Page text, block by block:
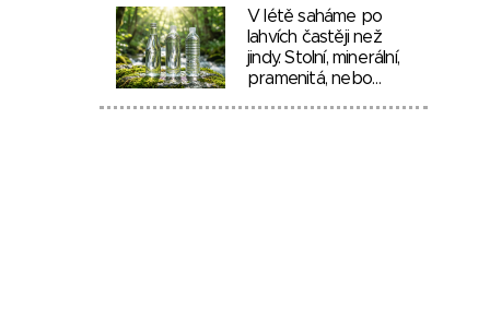
V létě saháme po
lahvích častěji než
jindy. Stolní, minerální,
pramenitá, nebo…